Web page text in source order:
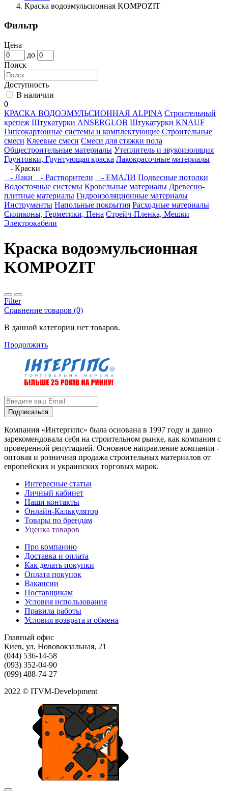
Краска водоэмульсионная KOMPOZIT
Фильтр
Цена
до
Поиск
Доступность
В наличии
0
КРАСКА ВОДОЭМУЛЬСИОННАЯ ALPINA Строительный
крепеж Штукатурки ANSERGLOB Штукатурки KNAUF
Гипсокартонные системы и комплектующие Строительные
смеси Клеевые смеси Смеси для стяжки пола
Общестроительные материалы Утеплитель и звукоизоляция
Грунтовки, Грунтующая краска Лакокрасочные материалы
- Краски
- Лаки
- Растворители - ЕМАЛИ Подвесные потолки
Водосточные системы Кровельные материалы Древесно-
плитные материалы Гидроизоляционные материалы
Инструменты Напольные покрытия Расходные материалы
Силиконы, Герметики, Пена Стрейч-Пленка, Мешки
Электрокабели
Краска водоэмульсионная
KOMPOZIT
Filter
Сравнение товаров (0)
В данной категории нет товаров.
Продолжить
Подписаться
Компания «Интергипс» была основана в 1997 году и давно
зарекомендовала себя на строительном рынке, как компания с
проверенной репутацией. Основное направление компании -
оптовая и розничная продажа строительных материалов от
европейских и украинских торговых марок.
Интересные статьи
Личный кабинет
Наши контакты
Онлайн-Калькулятор
Товары по брендам
Уценка товаров
Про компанию
Доставка и оплата
Как делать покупки
Оплата покупок
Вакансии
Поставщикам
Условия использования
Правила работы
Условия возврата и обмена
Главный офис
Киев, ул. Нововокзальная, 21
(044) 536-14-58
(093) 352-04-90
(099) 488-74-27
2022 © ITVM-Development